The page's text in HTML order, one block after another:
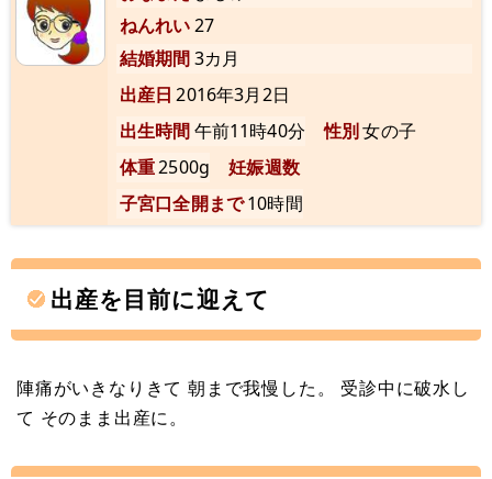
ねんれい27
結婚期間3カ月
出産日 2016年3月2日
出生時間午前11時40分 性別女の子
体重2500g
妊娠週数
子宮口全開まで10時間
出産を目前に迎えて
陣痛がいきなりきて 朝まで我慢した。 受診中に破水し
て そのまま出産に。